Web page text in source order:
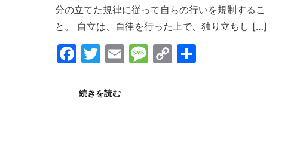
分の立てた規律に従って自らの行いを規制するこ
と。 自立は、自律を行った上で、独り立ちし […]
Facebook
Twitter
EmailMessage
Copy
続きを読む